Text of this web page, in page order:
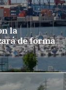
la
de forma